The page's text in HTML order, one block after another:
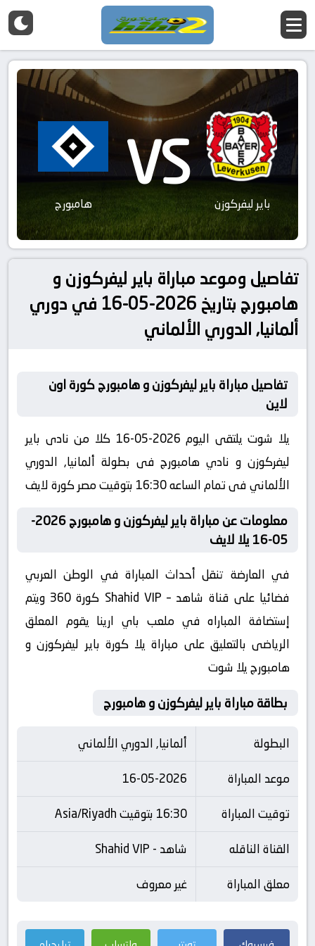
باير ليفركوزن VS هامبورج
تفاصيل وموعد مباراة باير ليفركوزن و
هامبورج بتاريخ 2026-05-16 في دوري
ألمانيا, الدوري الألماني
تفاصيل مباراة باير ليفركوزن و هامبورج كورة اون
لاين
يلا شوت يلتقى اليوم 2026-05-16 كلا من نادى باير
ليفركوزن و نادي هامبورج فى بطولة ألمانيا, الدوري
الألماني فى تمام الساعه 16:30 بتوقيت مصر كورة لايف
معلومات عن مباراة باير ليفركوزن و هامبورج 2026-
05-16 يلا لايف
في العارضة تنقل أحداث المباراة في الوطن العربي
فضائيا على قناة شاهد – Shahid VIP كورة 360 ويتم
إستضافة المباراه في ملعب باي ارينا يقوم المعلق
الرياضى بالتعليق على مباراة يلا كورة باير ليفركوزن و
هامبورج يلا شوت
بطاقة مباراة باير ليفركوزن و هامبورج
البطولة
ألمانيا, الدوري الألماني
موعد المباراة
16-05-2026
توقيت المباراة
16:30 بتوقيت Asia/Riyadh
القناة الناقله
شاهد - Shahid VIP
معلق المباراة
غير معروف